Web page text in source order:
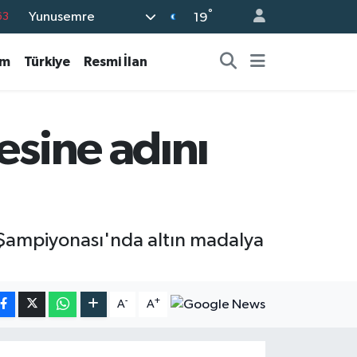
Yunusemre 19°
Türkiye Resmi İlan
adını
altın madalya
A- A+